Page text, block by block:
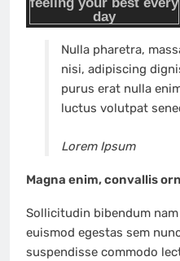
Nulla pharetra,
nisi, adipiscing
purus erat nulla
luctus volutpat
Lorem Ipsum
Magna enim, convallis
Sollicitudin bibendum
euismod egestas sem
suspendisse commodo